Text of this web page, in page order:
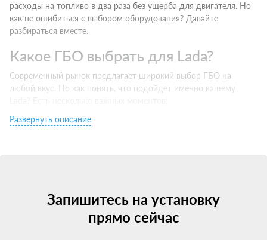
расходы на топливо в два раза без ущерба для двигателя. Но
как не ошибиться с выбором оборудования? Давайте
разбираться вместе.
Какое ГБО выбрать для Lada?
Современный рынок предлагает широкий выбор ГБО на
любой вкус. Но как понять, что подойдет именно вашему
Тип двигателя. Инжектор хорошо совместим с 4 поколением,
Цена. Не гонитесь за супер-скидками — экономия на качестве
ГБО может привести к затратным ремонтам. Но проще всего
— проконсультироваться у специалистов. Они подберут
Развернуть описание
Запишитесь на установку
прямо сейчас